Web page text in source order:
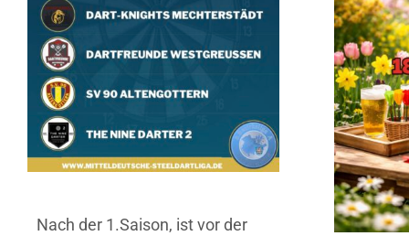
Nach der 1.Saison, ist vor der